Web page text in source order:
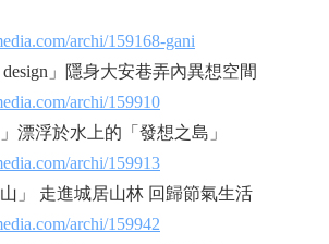
archi/159168-gani
」隱身大安巷弄內異想空間
archi/159910
漂浮於水上的「發想之島」
archi/159913
」 走進城居山林 回歸節氣生活
archi/159942